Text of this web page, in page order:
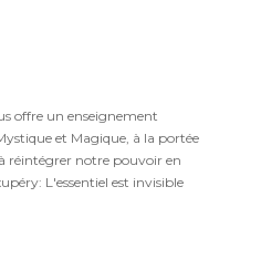
offre un enseignement
et Magique, à la portée
réintégrer notre pouvoir en
L'essentiel est invisible